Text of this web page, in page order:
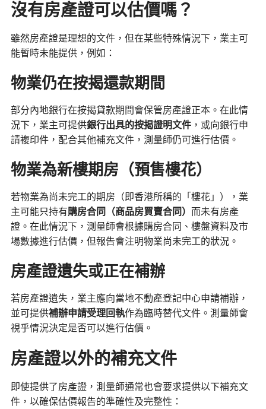
沒有房產證可以估價嗎？
雖然房產證是理想的文件，但在某些特殊情況下，業主可
能暫時未能提供，例如：
物業仍在按揭還款期間
部分內地銀行在按揭貸款期間會保管房產證正本。在此情
況下，業主可提供銀行出具的按揭證明文件，或向銀行申
請複印件，配合其他補充文件，測量師仍可進行估價。
物業為新樓期房（預售樓花）
若物業為尚未完工的期房（即香港所稱的「樓花」），業
主可能只持有購房合同（商品房買賣合同） 而未有房產
證。在此情況下，測量師會根據購房合同、樓盤資料及市
場數據進行估價，但報告會注明物業尚未完工的狀況。
房產證遺失或正在補辦
若房產證遺失，業主應向當地不動產登記中心申請補辦，
並可提供補辦申請受理回執作為臨時替代文件。測量師會
視乎情況決定是否可以進行估價。
房產證以外的補充文件
即使提供了房產證，測量師通常也會要求提供以下補充文
件，以確保估價報告的準確性及完整性：